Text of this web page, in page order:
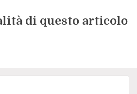
di questo articolo